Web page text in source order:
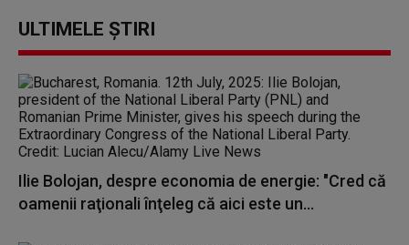
ULTIMELE ȘTIRI
Ilie Bolojan, despre economia de energie: "Cred că
oamenii raţionali înţeleg că aici este un...